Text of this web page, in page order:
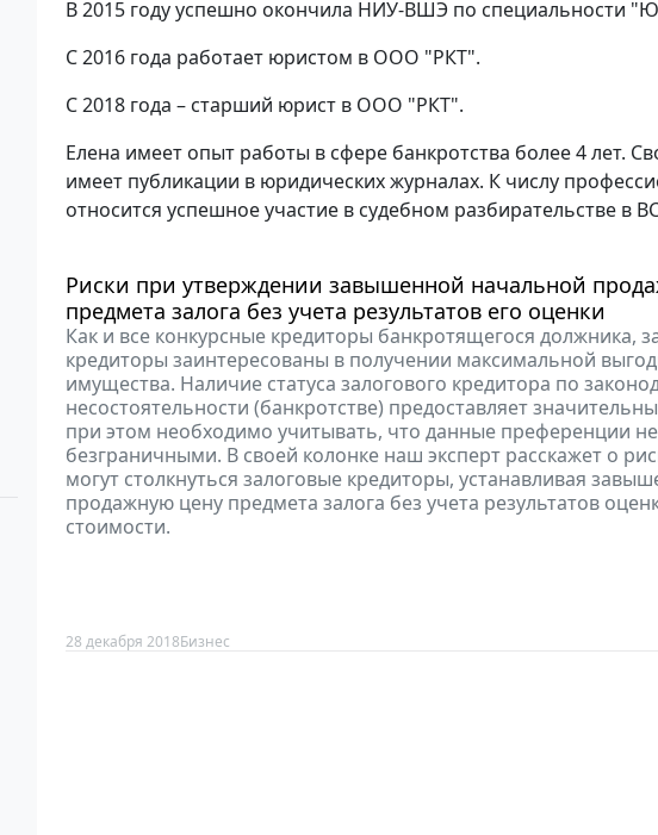
В 2015 году успешно окончила НИУ-ВШЭ по специальности
С 2016 года работает юристом в ООО "РКТ".
С 2018 года – старший юрист в ООО "РКТ".
Елена имеет опыт работы в сфере банкротства более 4 лет.
имеет публикации в юридических журналах. К числу
относится успешное участие в судебном разбирательстве в
Риски при утверждении завышенной начальной
предмета залога без учета результатов его оценки
Как и все конкурсные кредиторы банкротящегося должника,
кредиторы заинтересованы в получении максимальной
имущества. Наличие статуса залогового кредитора по
несостоятельности (банкротстве) предоставляет
при этом необходимо учитывать, что данные преференции
безграничными. В своей колонке наш эксперт расскажет о
могут столкнуться залоговые кредиторы, устанавливая
продажную цену предмета залога без учета результатов
стоимости.
28 декабря 2018Бизнес